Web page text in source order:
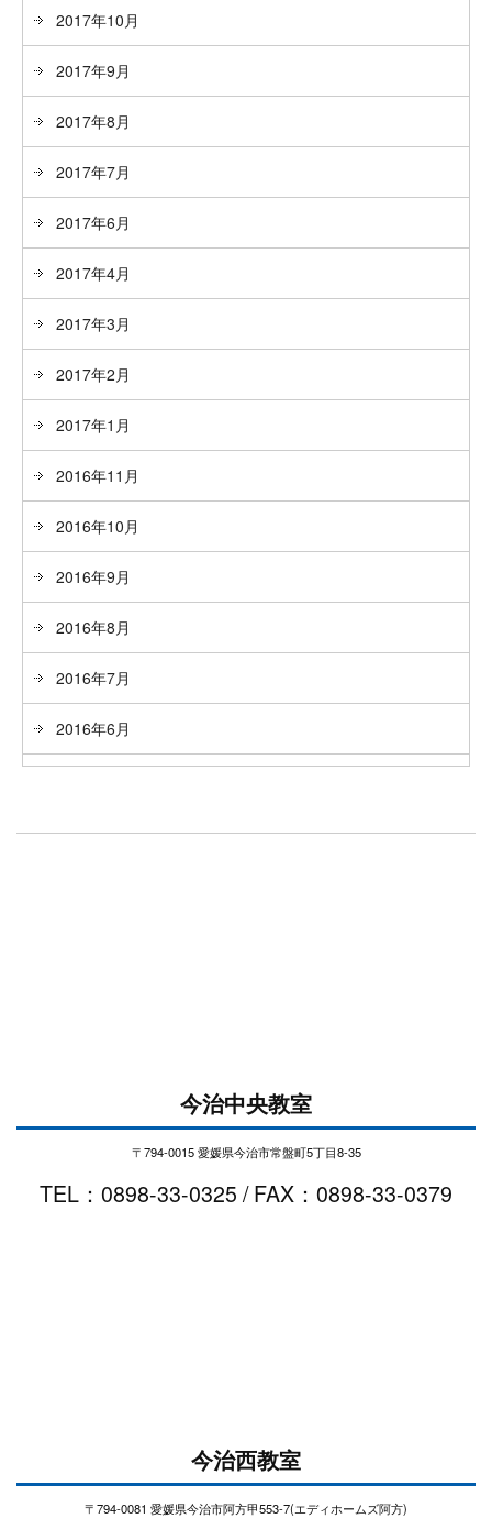
2017年10月
2017年9月
2017年8月
2017年7月
2017年6月
2017年4月
2017年3月
2017年2月
2017年1月
2016年11月
2016年10月
2016年9月
2016年8月
2016年7月
2016年6月
今治中央教室
〒794-0015 愛媛県今治市常盤町5丁目8-35
TEL：0898-33-0325 / FAX：0898-33-0379
今治西教室
〒794-0081 愛媛県今治市阿方甲553-7(エディホームズ阿方)